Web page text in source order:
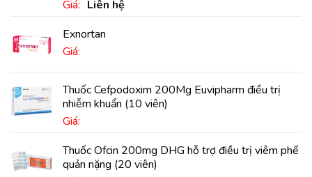
Giá: Liên hệ
Exnortan
Giá:
Thuốc Cefpodoxim 200Mg Euvipharm điều trị
nhiễm khuẩn (10 viên)
Giá:
Thuốc Ofcin 200mg DHG hỗ trợ điều trị viêm phế
quản nặng (20 viên)